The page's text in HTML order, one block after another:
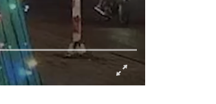
không loại đối
Chiến lược quá